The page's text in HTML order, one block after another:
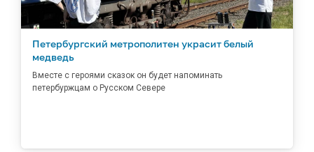
Петербургский метрополитен украсит белый
медведь
Вместе с героями сказок он будет напоминать
петербуржцам о Русском Севере